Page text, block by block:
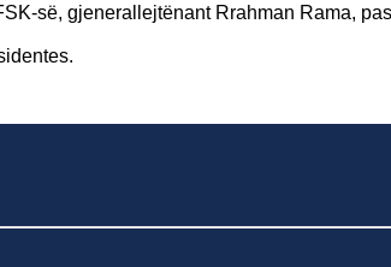
së, gjenerallejtënant Rrahman Rama,